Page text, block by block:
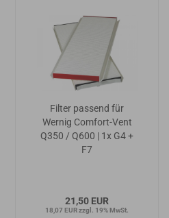
Filter passend für
Wernig Comfort-Vent
Q350 / Q600 | 1x G4 +
F7
21,50 EUR
18,07 EUR zzgl. 19% MwSt.